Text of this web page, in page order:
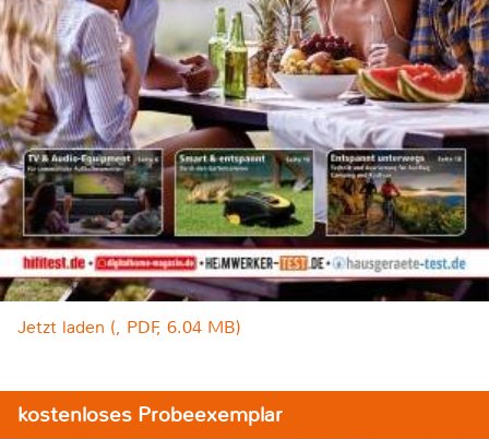
Jetzt laden (, PDF, 6.04 MB)
kostenloses Probeexemplar